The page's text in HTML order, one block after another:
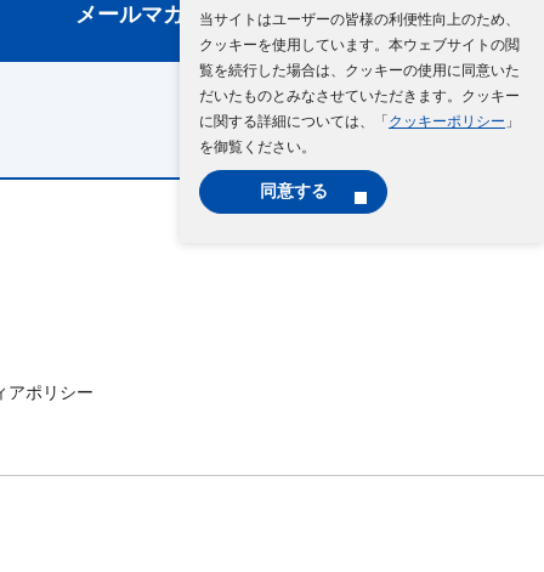
当サイトはユーザーの皆様の利便性向上のため、
クッキーを使用しています。本ウェブサイトの閲
覧を続行した場合は、クッキーの使用に同意いた
だいたものとみなさせていただきます。クッキー
に関する詳細については、「 クッキーポリシー 」
を御覧ください。
同意する
メールマガジン登録
アポリシー